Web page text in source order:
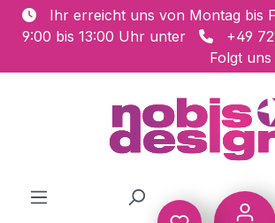
Zum Hauptinhalt springen
Ihr erreicht uns von Montag bis
9:00 bis 13:00 Uhr unter
+49
Folgt